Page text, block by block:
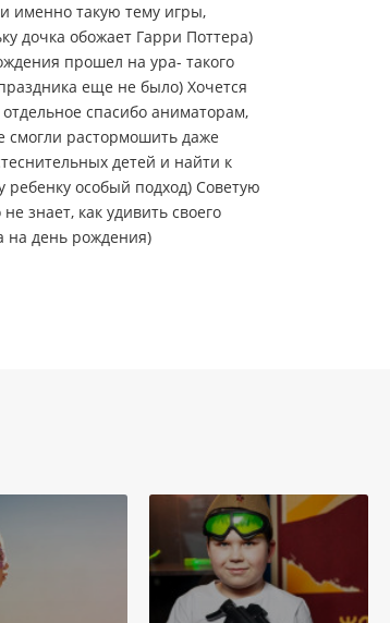
именно такую тему игры,
дочка обожает Гарри Поттера)
прошел на ура- такого
еще не было) Хочется
отдельное спасибо аниматорам,
смогли растормошить даже
детей и найти к
ребенку особый подход) Советую
не знает, как удивить своего
на день рождения)